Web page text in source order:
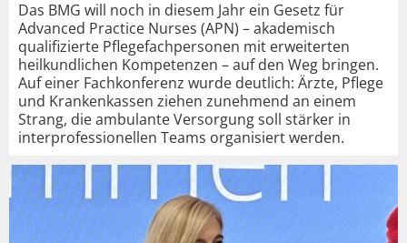
Das BMG will noch in diesem Jahr ein Gesetz für
Advanced Practice Nurses (APN) – akademisch
qualifizierte Pflegefachpersonen mit erweiterten
heilkundlichen Kompetenzen – auf den Weg bringen.
Auf einer Fachkonferenz wurde deutlich: Ärzte, Pflege
und Krankenkassen ziehen zunehmend an einem
Strang, die ambulante Versorgung soll stärker in
interprofessionellen Teams organisiert werden.